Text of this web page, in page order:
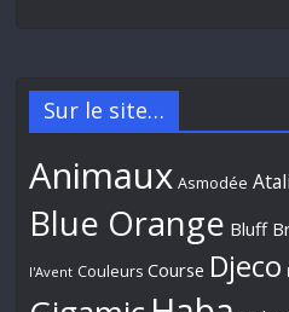
Sur le site…
Animaux Asmodée
Blue Orange Bluff
l'Avent Couleurs Course Djeco